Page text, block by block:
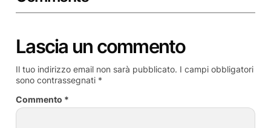
Lascia un commento
Il tuo indirizzo email non sarà pubblicato. I campi obbligatori
sono contrassegnati *
Commento *